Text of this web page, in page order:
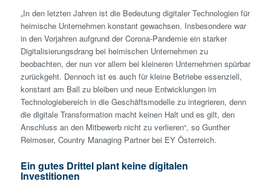
„In den letzten Jahren ist die Bedeutung digitaler Technologien für
heimische Unternehmen konstant gewachsen. Insbesondere war
in den Vorjahren aufgrund der Corona-Pandemie ein starker
Digitalisierungsdrang bei heimischen Unternehmen zu
beobachten, der nun vor allem bei kleineren Unternehmen spürbar
zurückgeht. Dennoch ist es auch für kleine Betriebe essenziell,
konstant am Ball zu bleiben und neue Entwicklungen im
Technologiebereich in die Geschäftsmodelle zu integrieren, denn
die digitale Transformation macht keinen Halt und es gilt, den
Anschluss an den Mitbewerb nicht zu verlieren“, so Gunther
Reimoser, Country Managing Partner bei EY Österreich.
Ein gutes Drittel plant keine digitalen
Investitionen